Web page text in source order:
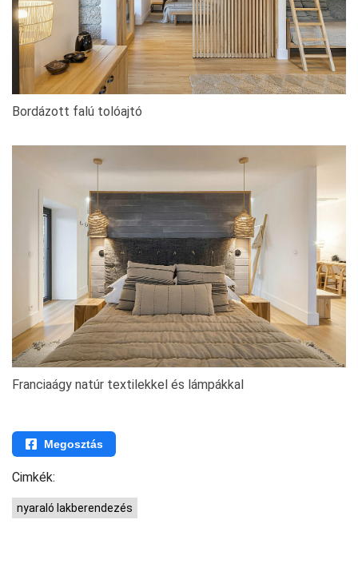
Bordázott falú tolóajtó
Franciaágy natúr textilekkel és lámpákkal
Megosztás
Cimkék:
nyaraló lakberendezés